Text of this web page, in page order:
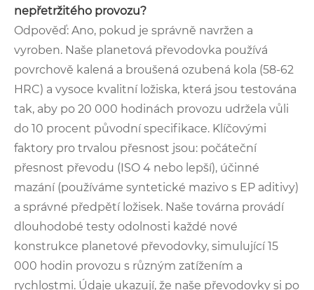
nepřetržitého provozu?
Odpověď: Ano, pokud je správně navržen a
vyroben. Naše planetová převodovka používá
povrchově kalená a broušená ozubená kola (58-62
HRC) a vysoce kvalitní ložiska, která jsou testována
tak, aby po 20 000 hodinách provozu udržela vůli
do 10 procent původní specifikace. Klíčovými
faktory pro trvalou přesnost jsou: počáteční
přesnost převodu (ISO 4 nebo lepší), účinné
mazání (používáme syntetické mazivo s EP aditivy)
a správné předpětí ložisek. Naše továrna provádí
dlouhodobé testy odolnosti každé nové
konstrukce planetové převodovky, simulující 15
000 hodin provozu s různým zatížením a
rychlostmi. Údaje ukazují, že naše převodovky si po